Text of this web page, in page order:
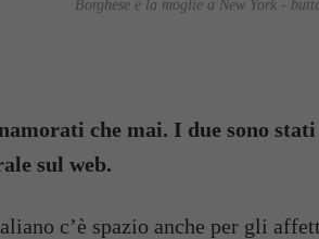
Borghese e la moglie a New York -
che mai. I due sono stati
sul web.
c’è spazio anche per gli